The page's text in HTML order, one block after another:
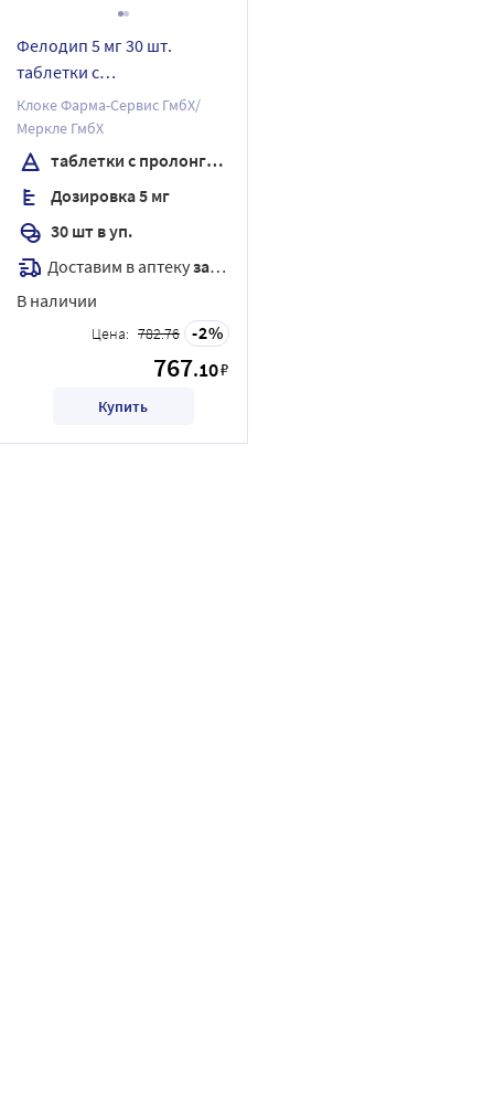
Фелодип 5 мг 30 шт.
таблетки с
пролонгированным
высвобождением,
покрытые пленочной
оболочкой
Клоке Фарма-Сервис ГмбХ/
Меркле ГмбХ
таблетки с пролонгированным высвобождением, покрытые пленочной оболочкой
Дозировка 5 мг
30 шт в уп.
Доставим в аптекузавтра
В наличии
Цена: 782.76 2
767.10₽
Купить